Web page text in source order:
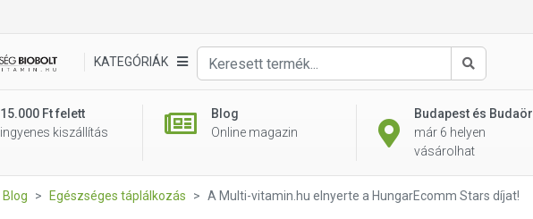
KATEGÓRIÁK
Keresés
15.000 Ft felett
ingyenes kiszállítás
Blog
Online magazin
Budapest és
már 6 helyen
vásárolhat
Blog Egészséges táplálkozás A Multi-vitamin.hu elnyerte a HungarEcomm Stars díjat!